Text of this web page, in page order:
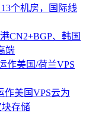
个机房，国际线
CN2+BGP、韩国
端
作美国/荷兰VPS
作美国VPS云为
块存储